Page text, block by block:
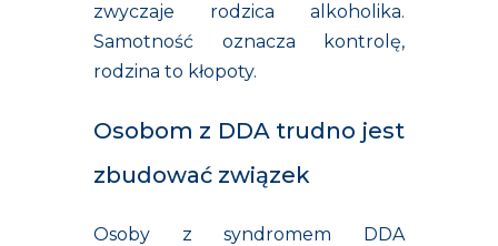
zwyczaje rodzica alkoholika.
Samotność oznacza kontrolę,
rodzina to kłopoty.
Osobom z DDA trudno jest
zbudować związek
Osoby z syndromem DDA